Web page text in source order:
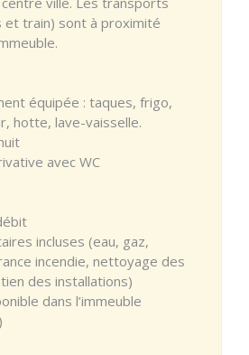
et train) sont à proximité
équipée : taques, frigo,
hotte, lave-vaisselle.
avec WC
incluses (eau, gaz,
incendie, nettoyage des
des installations)
dans l’immeuble